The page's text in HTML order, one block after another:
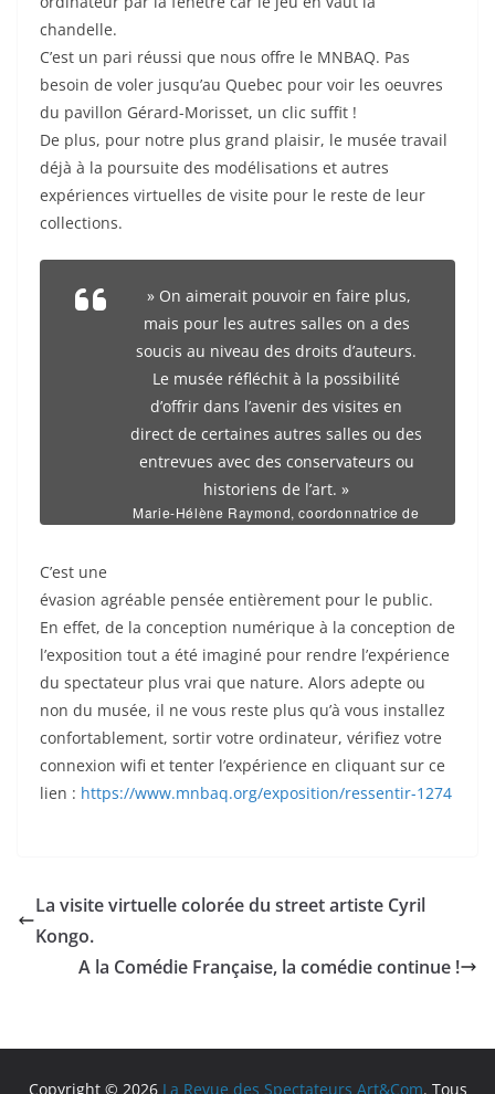
chandelle.
C’est un pari réussi que nous offre le MNBAQ. Pas
besoin de voler jusqu’au Quebec pour voir les oeuvres
du pavillon Gérard-Morisset, un clic suffit !
De plus, pour notre plus grand plaisir, le musée travail
déjà à la poursuite des modélisations et autres
expériences virtuelles de visite pour le reste de leur
collections.
» On aimerait pouvoir en faire plus,
mais pour les autres salles on a des
soucis au niveau des droits d’auteurs.
Le musée réfléchit à la possibilité
d’offrir dans l’avenir des visites en
direct de certaines autres salles ou des
entrevues avec des conservateurs ou
historiens de l’art. »
Marie-Hélène Raymond, coordonnatrice de
la stratégie numérique au Musée national
C’est une
évasion agréable pensée entièrement pour le public.
En effet, de la conception numérique à la conception de
l’exposition tout a été imaginé pour rendre l’expérience
du spectateur plus vrai que nature. Alors adepte ou
non du musée, il ne vous reste plus qu’à vous installez
confortablement, sortir votre ordinateur, vérifiez votre
connexion wifi et tenter l’expérience en cliquant sur ce
lien : https://www.mnbaq.org/exposition/ressentir-1274
La visite virtuelle colorée du street artiste Cyril
Kongo.
A la Comédie Française, la comédie continue !
Copyright © 2026 La Revue des Spectateurs Art&Com. Tous